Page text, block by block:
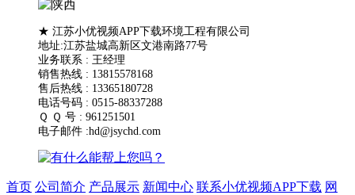
★ 江苏小优视频APP下载环境工程有限公司
地址:江苏盐城高新区文港南路77号
业务联系 : 王经理
销售热线 : 13815578168
售后热线 : 13365180728
电话号码 : 0515-88337288
Ｑ Ｑ 号 : 961251501
电子邮件 :hd@jsychd.com
首页 公司简介 产品展示 新闻中心 联系小优视频APP下载 网